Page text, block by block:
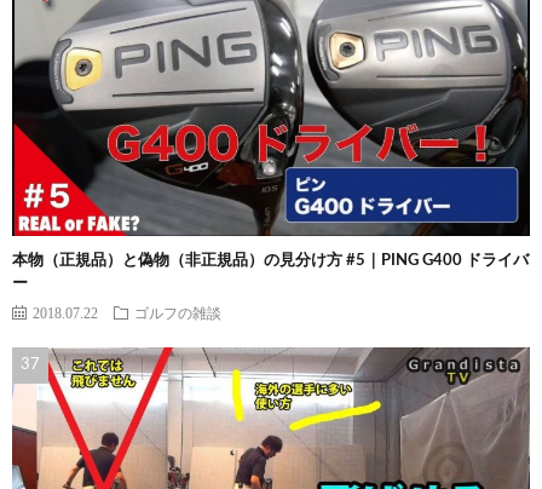
本物（正規品）と偽物（非正規品）の見分け方 #5｜PING G400 ドライバ
ー
2018.07.22 ゴルフの雑談